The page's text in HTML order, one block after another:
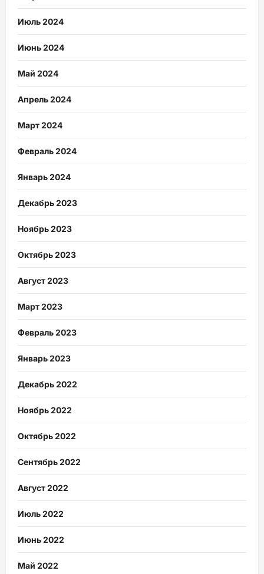
Июль 2024
Июнь 2024
Май 2024
Апрель 2024
Март 2024
Февраль 2024
Январь 2024
Декабрь 2023
Ноябрь 2023
Октябрь 2023
Август 2023
Март 2023
Февраль 2023
Январь 2023
Декабрь 2022
Ноябрь 2022
Октябрь 2022
Сентябрь 2022
Август 2022
Июль 2022
Июнь 2022
Май 2022